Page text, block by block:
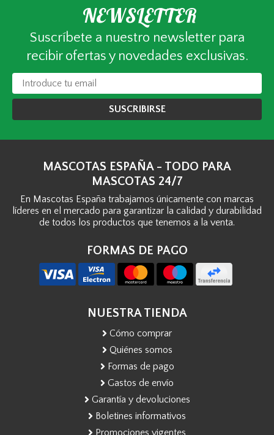
NEWSLETTER
Suscríbete a nuestro newsletter para
recibir ofertas y novedades exclusivas.
SUSCRIBIRSE
MASCOTAS ESPAÑA - TODO PARA
MASCOTAS 24/7
En Mascotas España trabajamos únicamente con marcas
líderes en el mercado para garantizar la calidad y durabilidad
de todos los productos que tenemos a la venta.
FORMAS DE PAGO
NUESTRA TIENDA
Cómo comprar
Quiénes somos
Formas de pago
Gastos de envío
Garantía y devoluciones
Boletines informativos
Promociones vigentes